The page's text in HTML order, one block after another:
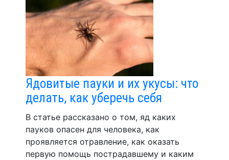
Ядовитые пауки и их укусы: что
делать, как уберечь себя
В статье рассказано о том, яд каких
пауков опасен для человека, как
проявляется отравление, как оказать
первую помощь пострадавшему и каким